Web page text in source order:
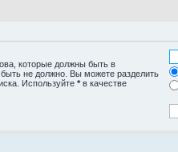
которые должны быть в
быть не должно. Вы можете разделить
Используйте * в качестве